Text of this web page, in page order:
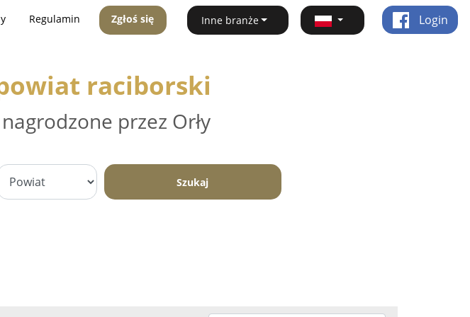
Regulamin Zgłoś się Inne branże Login
raciborski
przez Orły
Szukaj